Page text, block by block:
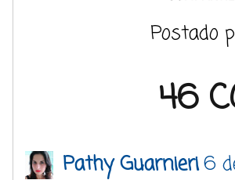
Postado
46
Pathy Guarnieri6